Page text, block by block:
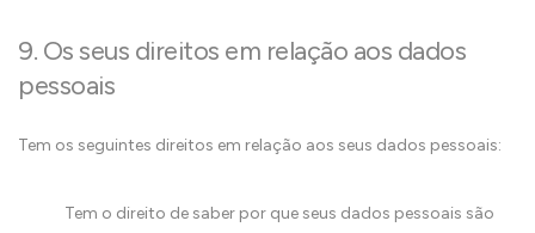
9. Os seus direitos em relação aos dados
pessoais
Tem os seguintes direitos em relação aos seus dados pessoais:
Tem o direito de saber por que seus dados pessoais são